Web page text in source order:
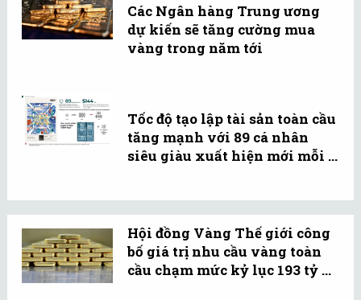
Các Ngân hàng Trung ương
dự kiến sẽ tăng cường mua
vàng trong năm tới
Tốc độ tạo lập tài sản toàn cầu
tăng mạnh với 89 cá nhân
siêu giàu xuất hiện mới mỗi ...
Hội đồng Vàng Thế giới công
bố giá trị nhu cầu vàng toàn
cầu chạm mức kỷ lục 193 tỷ ...